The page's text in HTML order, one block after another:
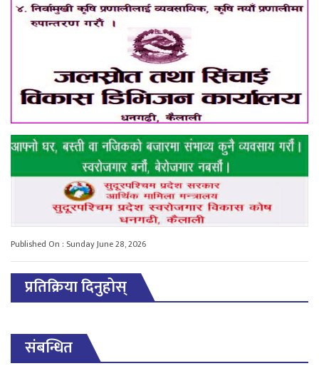
Published On : Sunday June 28, 2026
प्रतिक्रिया दिनुहोस्
संबन्धित